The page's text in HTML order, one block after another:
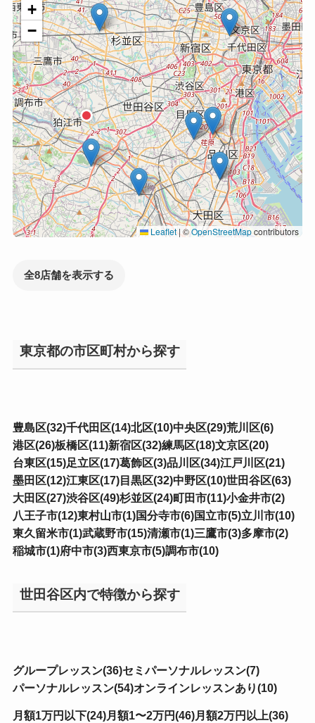
+
−
Leaflet| ©OpenStreetMapcontributors
全8店舗を表示する
東京都の市区町村から探す
豊島区(32)千代田区(14)北区(10)中央区(29)荒川区(6)
港区(26)板橋区(11)新宿区(32)練馬区(18)文京区(20)
台東区(15)足立区(17)葛飾区(3)品川区(34)江戸川区(21)
墨田区(12)江東区(17)目黒区(32)中野区(10)世田谷区(63)
大田区(27)渋谷区(49)杉並区(24)町田市(11)小金井市(2)
八王子市(12)東村山市(1)国分寺市(6)国立市(5)立川市(10)
東久留米市(1)武蔵野市(15)清瀬市(1)三鷹市(3)多摩市(2)
稲城市(1)府中市(3)西東京市(5)調布市(10)
世田谷区内で特徴から探す
グループレッスン(36)セミパーソナルレッスン(7)
パーソナルレッスン(54)オンラインレッスンあり(10)
月額1万円以下(24)月額1〜2万円(46)月額2万円以上(36)